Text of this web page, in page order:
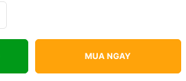
MUA NGAY